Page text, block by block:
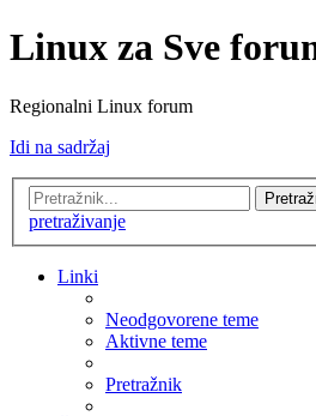
Linux za Sve
Regionalni Linux forum
Idi na sadržaj
pretraživanje
Linki
Neodgovorene teme
Aktivne teme
Pretražnik